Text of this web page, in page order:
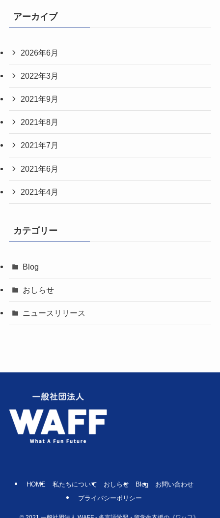
アーカイブ
2026年6月
2022年3月
2021年9月
2021年8月
2021年7月
2021年6月
2021年4月
カテゴリー
Blog
おしらせ
ニュースリリース
HOME 私たちについて おしらせ Blog
お問い合わせ
プライバシーポリシー